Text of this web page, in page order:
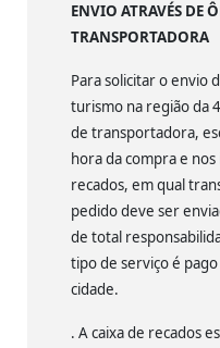
ENVIO ATRAVÉS DE
TRANSPORTADORA
Para solicitar o envio
turismo na região da
de transportadora,
hora da compra e
recados, em qual
pedido deve ser
de total
tipo de serviço é
cidade.
. A caixa de recados